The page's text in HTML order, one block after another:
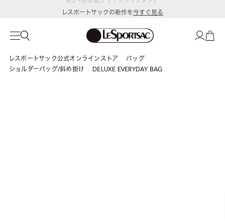
レスポートサックの新作を今すぐ見る
レスポートサック公式オンラインストア
バッグ
ショルダーバッグ/斜め掛け
DELUXE EVERYDAY BAG